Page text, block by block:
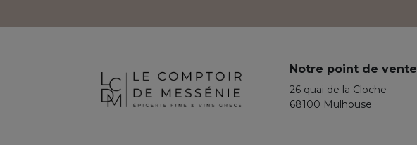
Notre point de vente
26 quai de la Cloche
68100 Mulhouse